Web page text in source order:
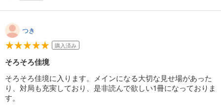
つき
購入済み
そろそろ佳境
そろそろ佳境に入ります。メインになる大切な見せ場があった
り、対局も充実しており、是非読んで欲しい1冊になっておりま
す。